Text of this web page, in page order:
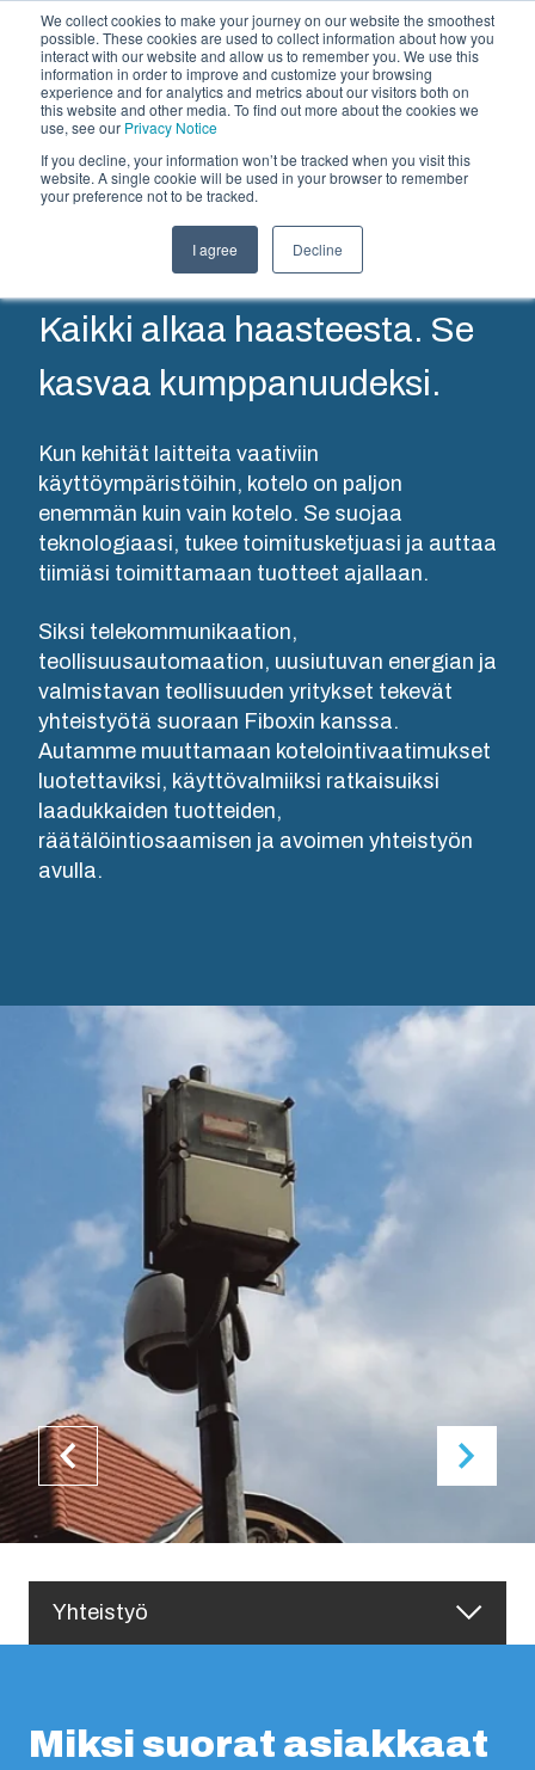
We collect cookies to make your journey on our website the smoothest
possible. These cookies are used to collect information about how you
interact with our website and allow us to remember you. We use this
information in order to improve and customize your browsing
experience and for analytics and metrics about our visitors both on
this website and other media. To find out more about the cookies we
use, see our Privacy Notice
If you decline, your information won’t be tracked when you visit this
website. A single cookie will be used in your browser to remember
your preference not to be tracked.
I agree Decline
FI
Laajasta
kaappivalikoimastamme
ratkaisu
kaikkiin
käyttöympäristöihin.
Tuotehaku
Koteloiden
ja
kaappien
kustomointi
Miksi
käytämme
Ruiskuvalupalvelut
Tarjoamme
korkeatasoisia
ja -ratkaisuja
Palvelumme
kattavat
koko
prosessin.
Konseptointi
&
ratkaisujen
luominen
Teollistaminen
&
varastointi
Keskusvalmistus
Toimitamme
sähköjärjestelmiä
teknisestä
suunnittelusta
ja
komponenttihankinnasta
kokoonpanoon,
testaukseen
ja
toimituslogistiikkaan.
Vastuullisuus
Fibox
Tested
Systemsillä
suunnittelu
Ohjauspaneelien
kokoonpano
Toimitusketjun
hallinta
lämmitys
Auton
lataukseen
laadukkaat
tuotteet
taloyhtiöille,
työpaikoille
Hidaslataus
Piharasiat
asennus-
ja
Referenssit
Tarjoama
Kumppanit
Suorat
asiakkuudet
Kaikki alkaa haasteesta. Se
kasvaa kumppanuudeksi.
Kun kehität laitteita vaativiin
käyttöympäristöihin, kotelo on paljon
enemmän kuin vain kotelo. Se suojaa
teknologiaasi, tukee toimitusketjuasi ja auttaa
tiimiäsi toimittamaan tuotteet ajallaan.
Siksi telekommunikaation,
teollisuusautomaation, uusiutuvan energian ja
valmistavan teollisuuden yritykset tekevät
yhteistyötä suoraan Fiboxin kanssa.
Autamme muuttamaan kotelointivaatimukset
luotettaviksi, käyttövalmiiksi ratkaisuiksi
laadukkaiden tuotteiden,
räätälöintiosaamisen ja avoimen yhteistyön
avulla.
Yhteistyö
Miksi suorat asiakkaat